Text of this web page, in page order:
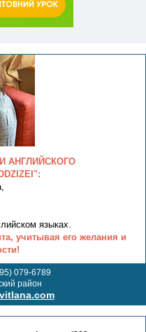
АНГЛИЙСКОГО
языках.
учитывая его желания и
079-6789
район